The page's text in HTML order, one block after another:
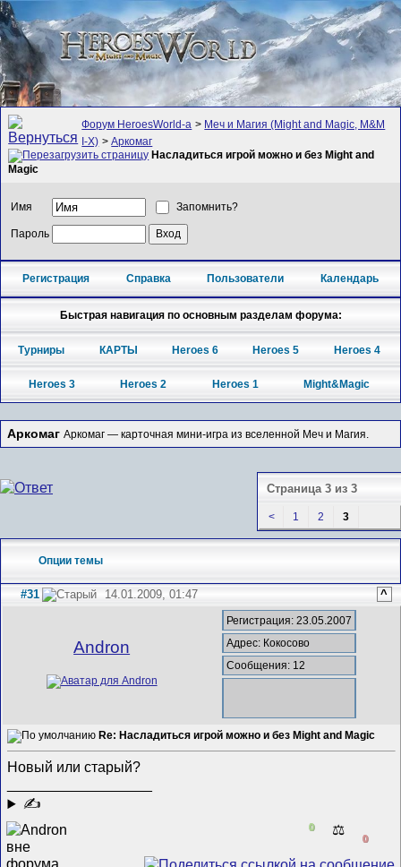
Форум HeroesWorld-а > Меч и Магия (Might and Magic, M&M
I-X) >Аркомаг
Насладиться игрой можно и без Might and
Magic
Имя Запомнить?
Пароль
Регистрация Справка Пользователи Календарь
Быстрая навигация по основным разделам форума:
Турниры КАРТЫ Heroes 6 Heroes 5 Heroes 4
Heroes 3 Heroes 2 Heroes 1 Might&Magic
Аркомаг Аркомаг — карточная мини-игра из вселенной Меч и Магия.
Страница 3 из 3
< 1 2 3
Опции темы
#31 14.01.2009, 01:47 ^
Andron
Регистрация: 23.05.2007
Адрес: Кокосово
Сообщения: 12
Re: Насладиться игрой можно и без Might and Magic
Новый или старый?
✍
0 ⚖️
0